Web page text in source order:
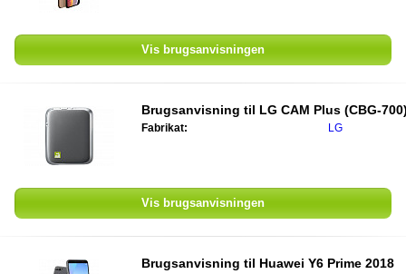
Vis brugsanvisningen
Brugsanvisning til LG CAM Plus (CBG-
Fabrikat: LG
Vis brugsanvisningen
Brugsanvisning til Huawei Y6 Prime 2018